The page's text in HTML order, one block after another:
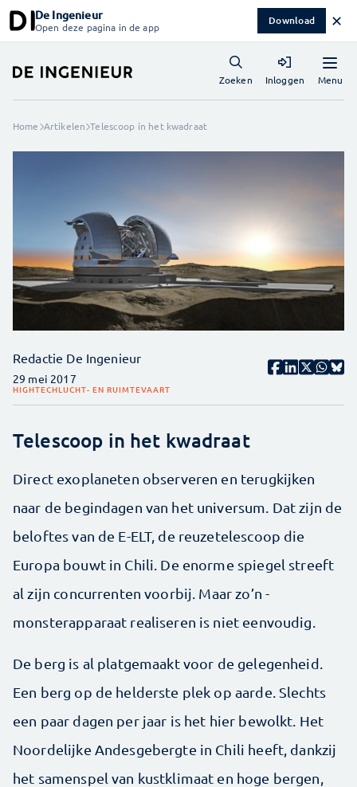
De Ingenieur
Open deze pagina in de app Download ✕
Menu
Zoeken Inloggen
Home Artikelen Telescoop in het kwadraat
Redactie De Ingenieur
29 mei 2017
HIGHTECHLUCHT- EN RUIMTEVAART
Telescoop in het kwadraat
Direct exoplaneten observeren en terugkijken
naar de begindagen van het ­universum. Dat zijn de
beloftes van de E-ELT, de reuzetelescoop die
Europa bouwt in Chili. De enorme spiegel streeft
al zijn concurrenten voorbij. Maar zo’n ­
monsterapparaat realiseren is niet eenvoudig.
De berg is al platgemaakt voor de gelegenheid.
Een berg op de helderste plek op aarde. Slechts
een paar dagen per jaar is het hier bewolkt. Het
Noordelijke Andesgebergte in Chili heeft, dankzij
het samenspel van kust­klimaat en hoge bergen,